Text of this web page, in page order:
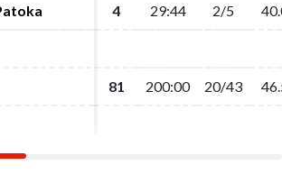
4 29:44 2/5
81 200:00 20/43
4 29:44 2/5
81 200:00 20/43